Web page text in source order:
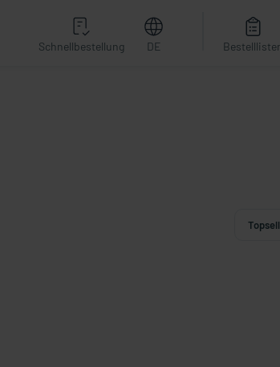
Schnellbestellung DE